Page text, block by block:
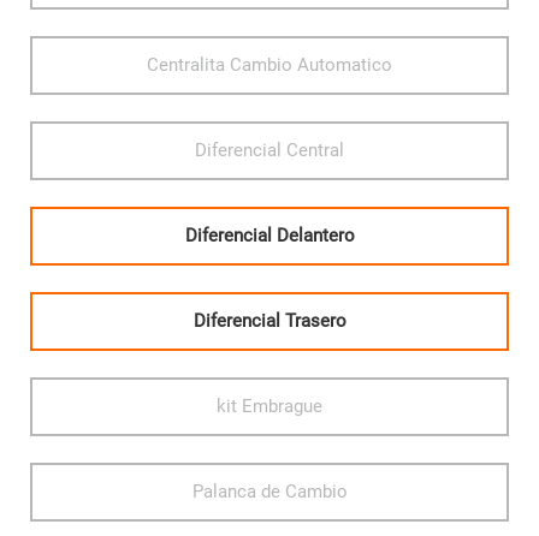
Centralita Cambio Automatico
Diferencial Central
Diferencial Delantero
Diferencial Trasero
kit Embrague
Palanca de Cambio